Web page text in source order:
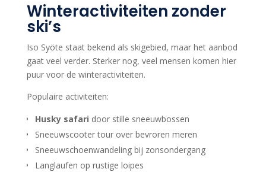
Winteractiviteiten zonder
ski’s
Iso Syöte staat bekend als skigebied, maar het aanbod
gaat veel verder. Sterker nog, veel mensen komen hier
puur voor de winteractiviteiten.
Populaire activiteiten:
Husky safari door stille sneeuwbossen
Sneeuwscooter tour over bevroren meren
Sneeuwschoenwandeling bij zonsondergang
Langlaufen op rustige loipes